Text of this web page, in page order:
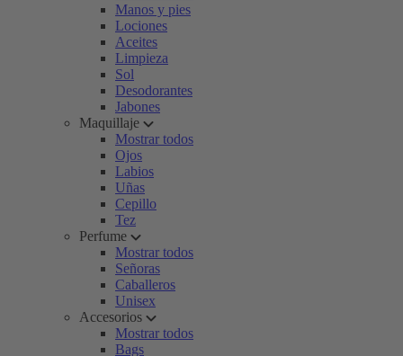
Manos y pies
Lociones
Aceites
Limpieza
Sol
Desodorantes
Jabones
Maquillaje
Mostrar todos
Ojos
Labios
Uñas
Cepillo
Tez
Perfume
Mostrar todos
Señoras
Caballeros
Unisex
Accesorios
Mostrar todos
Bags